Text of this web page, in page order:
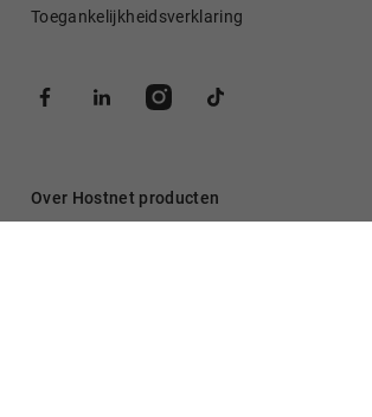
Toegankelijkheidsverklaring
Over Hostnet producten